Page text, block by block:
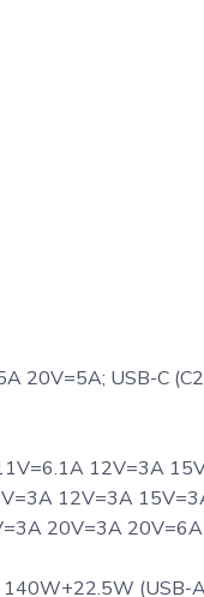
20V=5A; USB-C
12V=3A
12V=3A
20V=3A
(USB-